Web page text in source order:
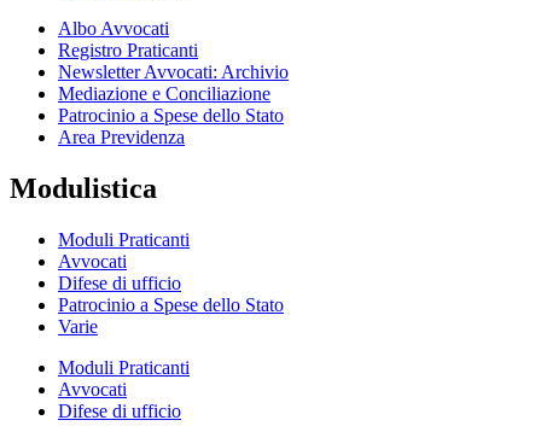
Albo Avvocati
Registro Praticanti
Newsletter Avvocati: Archivio
Mediazione e Conciliazione
Patrocinio a Spese dello Stato
Area Previdenza
Modulistica
Moduli Praticanti
Avvocati
Difese di ufficio
Patrocinio a Spese dello Stato
Varie
Moduli Praticanti
Avvocati
Difese di ufficio